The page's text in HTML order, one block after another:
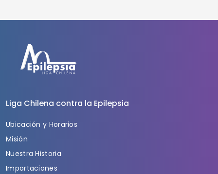
Liga Chilena contra la Epilepsia
Ubicación y Horarios
Misión
Nuestra Historia
Importaciones